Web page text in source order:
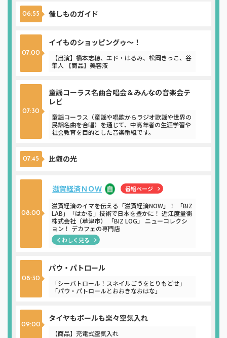
06:55 催しものガイド
07:00
イイものショッピングゥ～！
【出演】橋本志穂、エド・はるみ、松岡きっこ、谷
隼人 【商品】美容液
07:30
童謡コーラス名曲合唱会＆みんなの音楽会テ
レビ
童謡コーラス（童謡や唱歌からラジオ歌謡や世界の
民謡名曲を合唱）を通じて、中高年者の生涯学習や
社会教育を目的とした音楽番組です。
07:45 比叡の光
08:00
滋賀経済ＮＯＷ 番組ページ
滋賀経済のイマを伝える「滋賀経済NOW」！ 「BIZ
LAB」「はかる」技術で日本を豊かに！ 近江度量衡
株式会社（草津市） 「BIZ LOG」 ニューコレクシ
ョン！ デカフェの専門店
くわしく見る
08:30
パウ・パトロール
「シーパトロール！スネイルごうをとりもどせ」
「パウ・パトロールとおおきなおはな」
09:00
タイヤもボールも楽々空気入れ
【商品】充電式空気入れ